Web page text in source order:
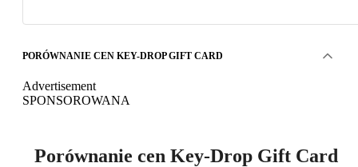
PORÓWNANIE CEN KEY-DROP GIFT CARD
Advertisement
SPONSOROWANA
Porównanie cen Key-Drop Gift Card